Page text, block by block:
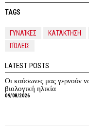
TAGS
ΓΥΝΑΊΚΕΣ ΚΑΤΆΚΤΗΣΗ
ΠΌΛΕΙΣ
LATEST POSTS
Οι καύσωνες μας γερνούν
βιολογική ηλικία
09/08/2026